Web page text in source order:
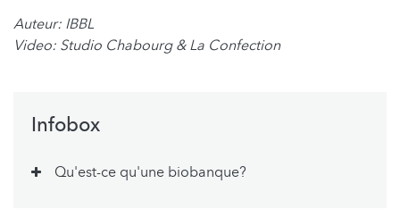
Auteur: IBBL
Video: Studio Chabourg & La Confection
Infobox
Qu'est-ce qu'une biobanque?